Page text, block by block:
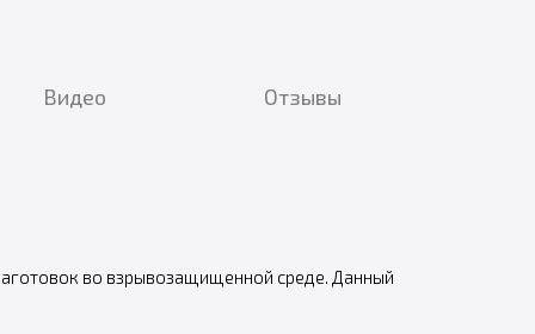
Видео Отзывы
во взрывозащищенной среде. Данный